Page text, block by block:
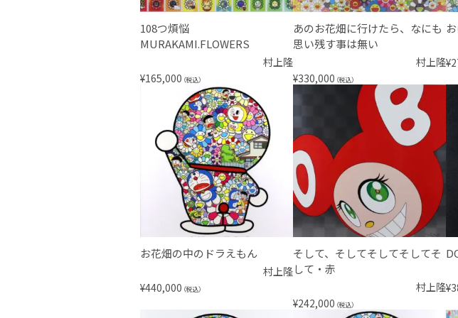
108つ煩悩
MURAKAMI.FLOWERS
村上隆
¥165,000 （税込）
あのお花畑に行けたら、なにも
思い残す事は無い
村上隆
¥330,000 （税込）
¥
お花畑の中のドラえもん
村上隆
¥440,000 （税込）
そして、そしてそしてそしてそ
して・赤
村上隆
¥242,000 （税込）
¥